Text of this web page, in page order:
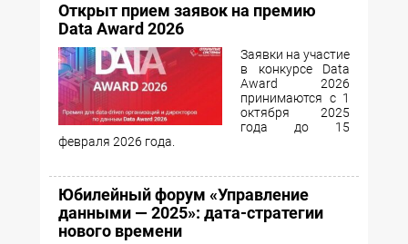
Открыт прием заявок на премию
Data Award 2026
Заявки на участие
в конкурсе Data
Award 2026
принимаются с 1
октября 2025
года до 15
февраля 2026 года.
Юбилейный форум «Управление
данными — 2025»: дата-стратегии
нового времени